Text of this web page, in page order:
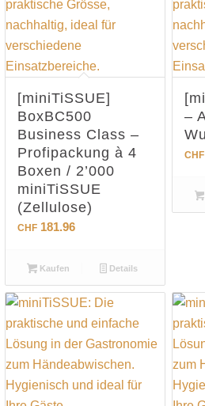
[miniTiSSUE]
BoxBC500
Business Class –
Profipackung à 4
Boxen / 2’000
miniTiSSUE
(Zellulose)
CHF181.96
Kaufen Details
–
CHF